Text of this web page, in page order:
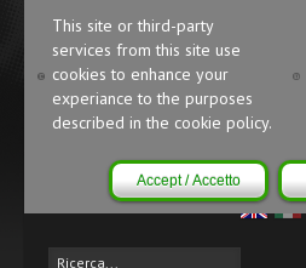
This site or third-party
services from this site use
cookies to enhance your
experiance to the purposes
described in the cookie policy.
Accept / Accetto